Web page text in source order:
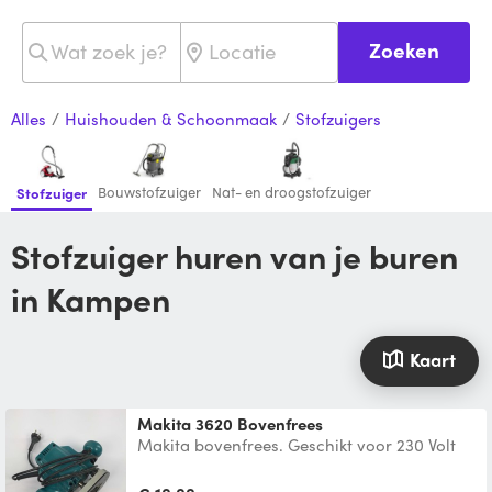
Zoeken
Alles / Huishouden & Schoonmaak / Stofzuigers
Stofzuiger Bouwstofzuiger Nat- en droogstofzuiger
Stofzuiger huren van je buren
in Kampen
Kaart
Makita 3620 Bovenfrees
Makita bovenfrees. Geschikt voor 230 Volt
aandrijving. Schak